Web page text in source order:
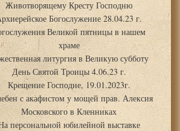
Животворящему Кресту Господню
Богослужение 28.04.23 г.
Великой пятницы в нашем
храме
литургия в Великую субботу
День Святой Троицы 4.06.23 г.
Крещение Господне, 19.01.2023г.
с акафистом у мощей прав. Алексия
Московского в Кленниках
персональной юбилейной выставке